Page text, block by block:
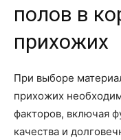
полов в
прихожих
При выборе
прихожих
факторов, включая
качества и